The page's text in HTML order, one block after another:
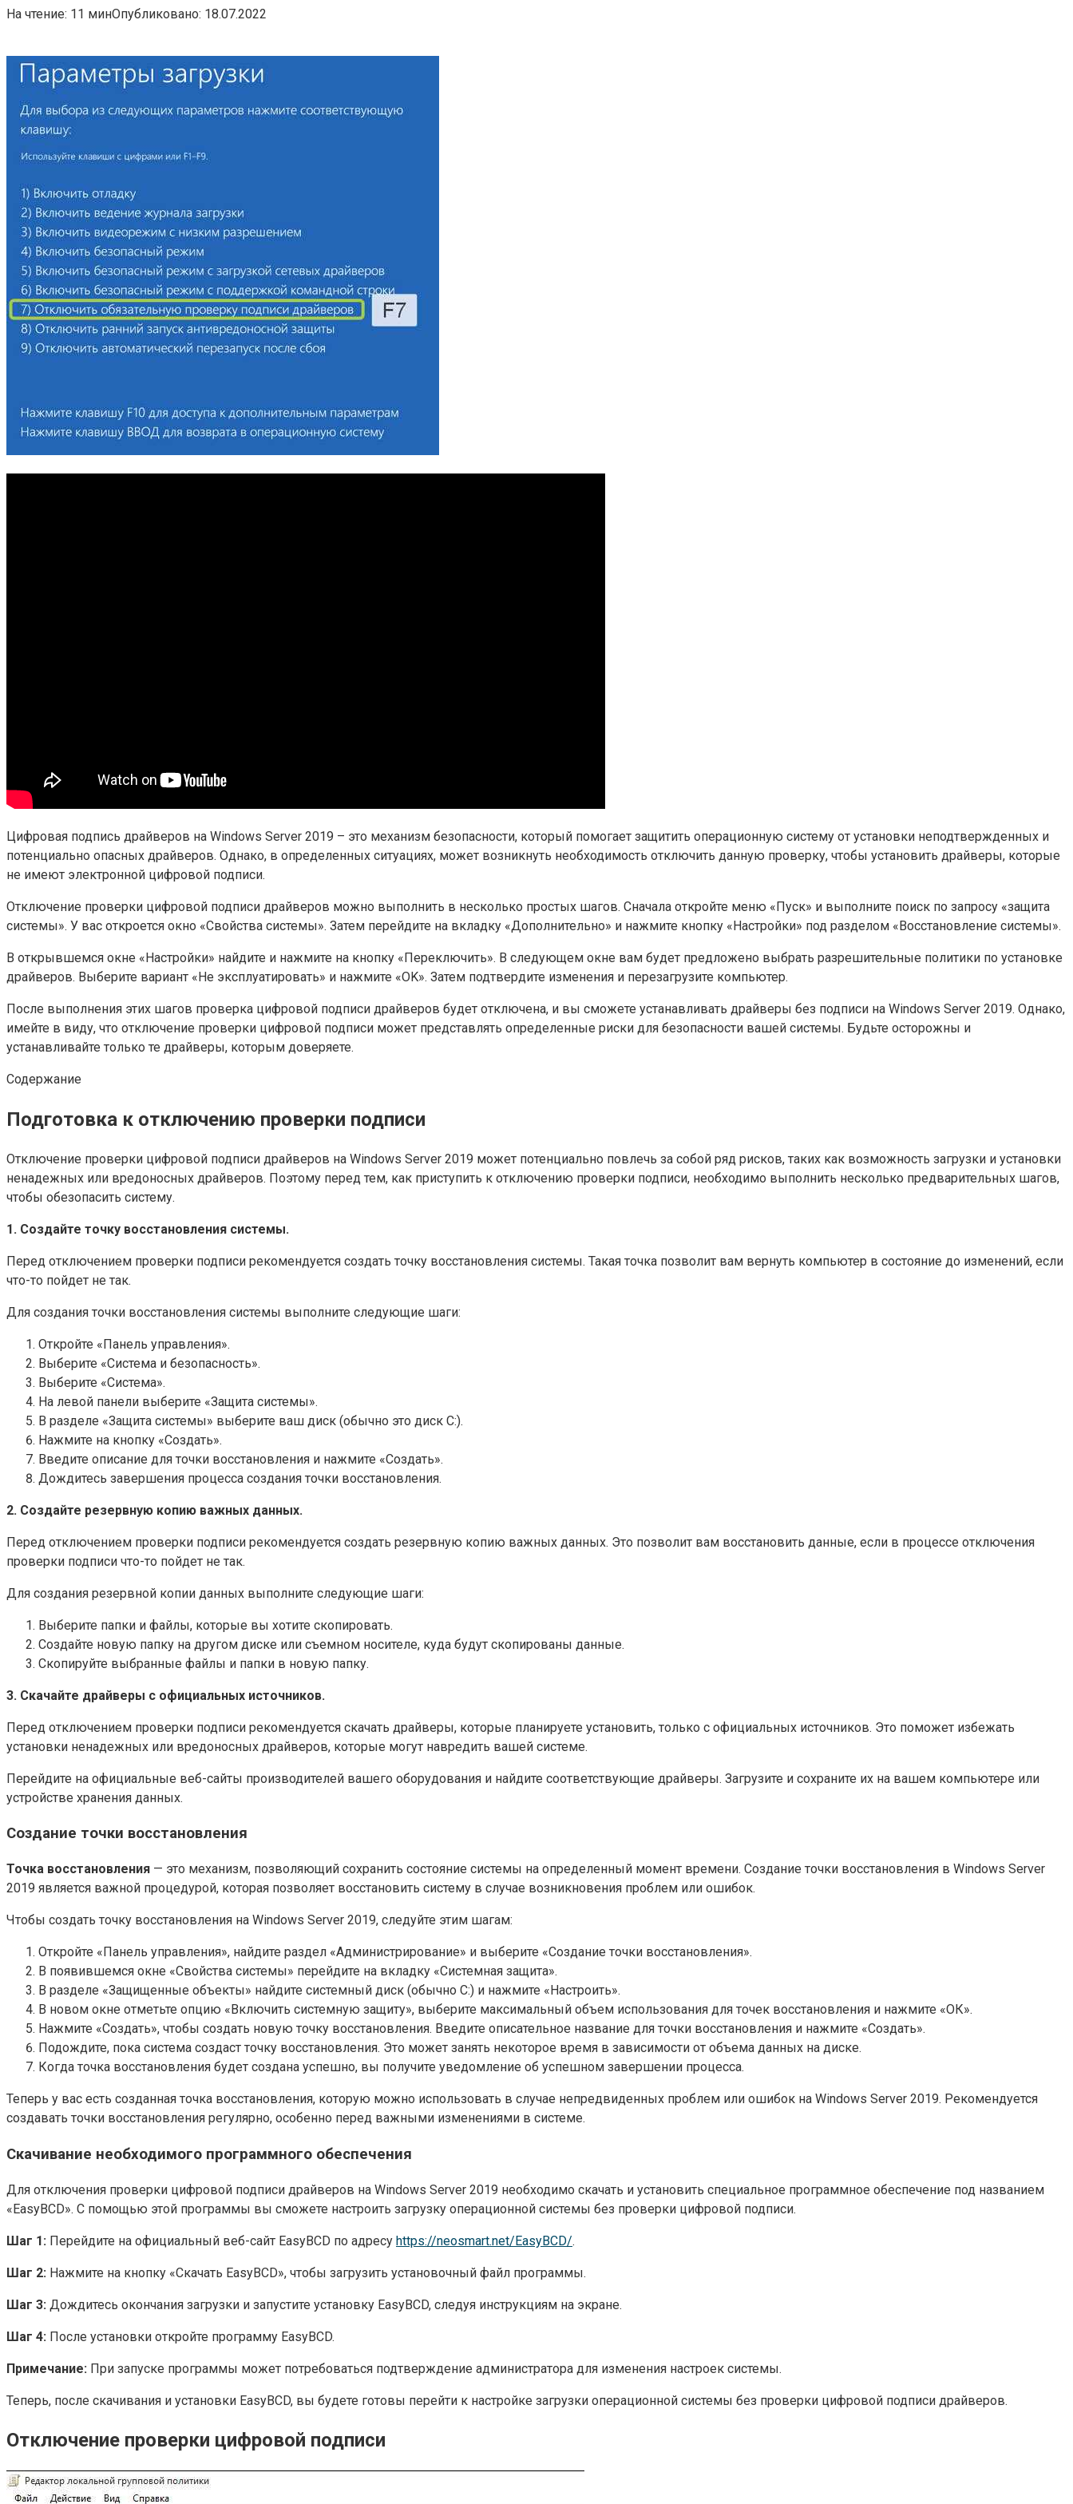
На чтение: 11 минОпубликовано: 18.07.2022
Цифровая подпись драйверов на Windows Server 2019 – это механизм безопасности, который помогает защитить операционную систему от установки неподтвержденных и
потенциально опасных драйверов. Однако, в определенных ситуациях, может возникнуть необходимость отключить данную проверку, чтобы установить драйверы, которые
не имеют электронной цифровой подписи.
Отключение проверки цифровой подписи драйверов можно выполнить в несколько простых шагов. Сначала откройте меню «Пуск» и выполните поиск по запросу «защита
системы». У вас откроется окно «Свойства системы». Затем перейдите на вкладку «Дополнительно» и нажмите кнопку «Настройки» под разделом «Восстановление системы».
В открывшемся окне «Настройки» найдите и нажмите на кнопку «Переключить». В следующем окне вам будет предложено выбрать разрешительные политики по установке
драйверов. Выберите вариант «Не эксплуатировать» и нажмите «OK». Затем подтвердите изменения и перезагрузите компьютер.
После выполнения этих шагов проверка цифровой подписи драйверов будет отключена, и вы сможете устанавливать драйверы без подписи на Windows Server 2019. Однако,
имейте в виду, что отключение проверки цифровой подписи может представлять определенные риски для безопасности вашей системы. Будьте осторожны и
устанавливайте только те драйверы, которым доверяете.
Содержание
Подготовка к отключению проверки подписи
Отключение проверки цифровой подписи драйверов на Windows Server 2019 может потенциально повлечь за собой ряд рисков, таких как возможность загрузки и установки
ненадежных или вредоносных драйверов. Поэтому перед тем, как приступить к отключению проверки подписи, необходимо выполнить несколько предварительных шагов,
чтобы обезопасить систему.
1. Создайте точку восстановления системы.
Перед отключением проверки подписи рекомендуется создать точку восстановления системы. Такая точка позволит вам вернуть компьютер в состояние до изменений, если
что-то пойдет не так.
Для создания точки восстановления системы выполните следующие шаги:
Откройте «Панель управления».
Выберите «Система и безопасность».
Выберите «Система».
На левой панели выберите «Защита системы».
В разделе «Защита системы» выберите ваш диск (обычно это диск C:).
Нажмите на кнопку «Создать».
Введите описание для точки восстановления и нажмите «Создать».
Дождитесь завершения процесса создания точки восстановления.
2. Создайте резервную копию важных данных.
Перед отключением проверки подписи рекомендуется создать резервную копию важных данных. Это позволит вам восстановить данные, если в процессе отключения
проверки подписи что-то пойдет не так.
Для создания резервной копии данных выполните следующие шаги:
Выберите папки и файлы, которые вы хотите скопировать.
Создайте новую папку на другом диске или съемном носителе, куда будут скопированы данные.
Скопируйте выбранные файлы и папки в новую папку.
3. Скачайте драйверы с официальных источников.
Перед отключением проверки подписи рекомендуется скачать драйверы, которые планируете установить, только с официальных источников. Это поможет избежать
установки ненадежных или вредоносных драйверов, которые могут навредить вашей системе.
Перейдите на официальные веб-сайты производителей вашего оборудования и найдите соответствующие драйверы. Загрузите и сохраните их на вашем компьютере или
устройстве хранения данных.
Создание точки восстановления
Точка восстановления — это механизм, позволяющий сохранить состояние системы на определенный момент времени. Создание точки восстановления в Windows Server
2019 является важной процедурой, которая позволяет восстановить систему в случае возникновения проблем или ошибок.
Чтобы создать точку восстановления на Windows Server 2019, следуйте этим шагам:
Откройте «Панель управления», найдите раздел «Администрирование» и выберите «Создание точки восстановления».
В появившемся окне «Свойства системы» перейдите на вкладку «Системная защита».
В разделе «Защищенные объекты» найдите системный диск (обычно C:) и нажмите «Настроить».
В новом окне отметьте опцию «Включить системную защиту», выберите максимальный объем использования для точек восстановления и нажмите «ОК».
Нажмите «Создать», чтобы создать новую точку восстановления. Введите описательное название для точки восстановления и нажмите «Создать».
Подождите, пока система создаст точку восстановления. Это может занять некоторое время в зависимости от объема данных на диске.
Когда точка восстановления будет создана успешно, вы получите уведомление об успешном завершении процесса.
Теперь у вас есть созданная точка восстановления, которую можно использовать в случае непредвиденных проблем или ошибок на Windows Server 2019. Рекомендуется
создавать точки восстановления регулярно, особенно перед важными изменениями в системе.
Скачивание необходимого программного обеспечения
Для отключения проверки цифровой подписи драйверов на Windows Server 2019 необходимо скачать и установить специальное программное обеспечение под названием
«EasyBCD». С помощью этой программы вы сможете настроить загрузку операционной системы без проверки цифровой подписи.
Шаг 1: Перейдите на официальный веб-сайт EasyBCD по адресу https://neosmart.net/EasyBCD/.
Шаг 2: Нажмите на кнопку «Скачать EasyBCD», чтобы загрузить установочный файл программы.
Шаг 3: Дождитесь окончания загрузки и запустите установку EasyBCD, следуя инструкциям на экране.
Шаг 4: После установки откройте программу EasyBCD.
Примечание: При запуске программы может потребоваться подтверждение администратора для изменения настроек системы.
Теперь, после скачивания и установки EasyBCD, вы будете готовы перейти к настройке загрузки операционной системы без проверки цифровой подписи драйверов.
Отключение проверки цифровой подписи